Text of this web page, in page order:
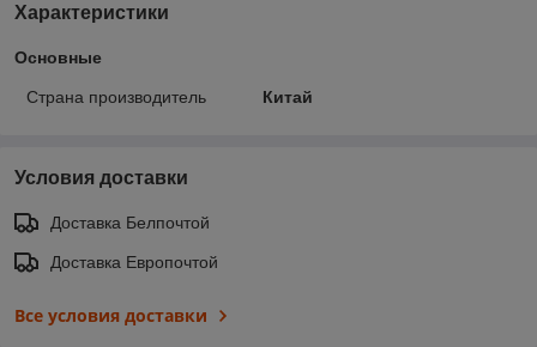
Характеристики
Основные
Страна производитель Китай
Условия доставки
Доставка Белпочтой
Доставка Европочтой
Все условия доставки